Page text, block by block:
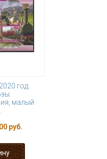
год.
малый
руб.